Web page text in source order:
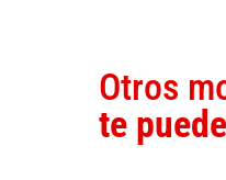
Otros
te